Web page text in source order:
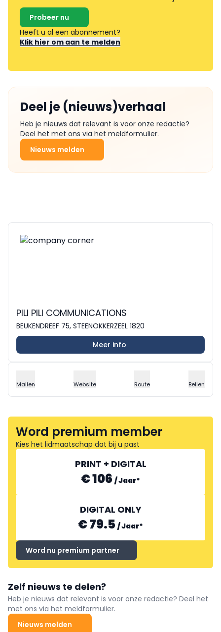
Probeer nu
Heeft u al een abonnement?
Klik hier om aan te melden
Deel je (nieuws)verhaal
Heb je nieuws dat relevant is voor onze redactie?
Deel het met ons via het meldformulier.
Nieuws melden
PILI PILI COMMUNICATIONS
BEUKENDREEF 75, STEENOKKERZEEL 1820
Meer info
Mailen Website Route Bellen
Word premium member
Kies het lidmaatschap dat bij u past
PRINT + DIGITAL
€ 106 /Jaar*
DIGITAL ONLY
€ 79.5 /Jaar*
Word nu premium partner
Zelf nieuws te delen?
Heb je nieuws dat relevant is voor onze redactie? Deel het
met ons via het meldformulier.
Nieuws melden